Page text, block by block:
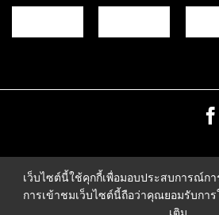
เว็บไซต์นี้ใช้คุกกี้เพื่อมอบประสบการณ์ก
การเข้าชมเว็บไซต์นี้ถือว่าคุณยอมรับการ
เติม